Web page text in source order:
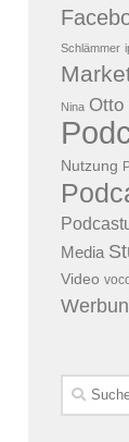
Schlämmer
Nina Otto
Nutzung
Media
Video
Suchen
nach: